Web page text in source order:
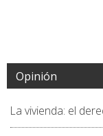
Opinión
La vivienda: el